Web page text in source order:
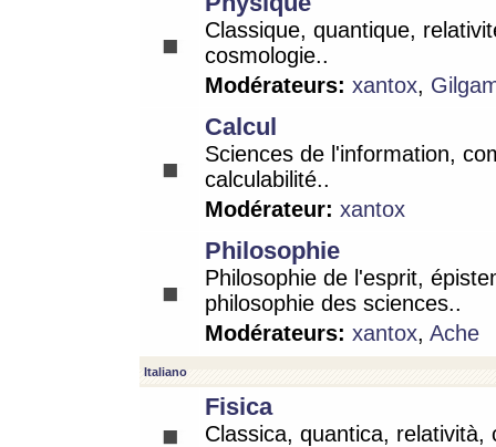
Classique, quantique,
cosmologie..
Modérateurs: xantox,
Calcul
Sciences de l'information,
calculabilité..
Modérateur: xantox
Philosophie
Philosophie de l'esprit,
philosophie des sciences..
Modérateurs: xantox, Ache
Italiano
Fisica
Classica, quantica, relatività,